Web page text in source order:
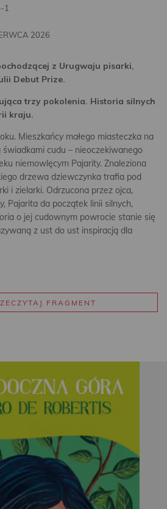
1
2026
z Urugwaju pisarki,
Debut Prize.
trzy pokolenia. Historia silnych
kraju.
Mieszkańcy małego miasteczka na
cudu – nieoczekiwanego
niemowlęcym Pajarity. Znaleziona
drzewa dziewczynka trafia pod
i zielarki. Odrzucona przez ojca,
Pajarita da początek linii silnych,
o jej cudownym powrocie stanie się
z ust do ust inspiracją dla
FRAGMENT